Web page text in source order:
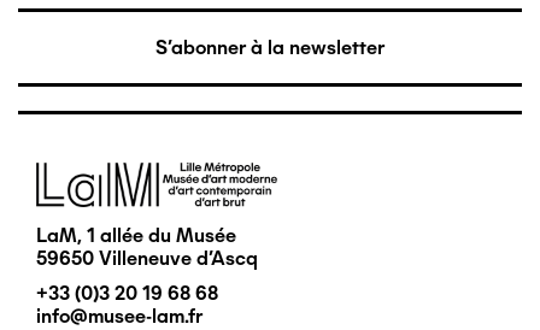
S'abonner à la newsletter
Image
LaM, 1 allée du Musée
59650 Villeneuve d'Ascq
+33 (0)3 20 19 68 68
info@musee-lam.fr